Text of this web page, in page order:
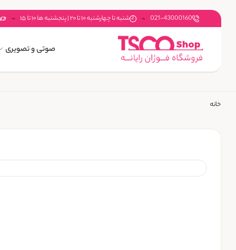
021-43000160 شنبه تا چهارشنبه ۱۰ تا ۲۰ | پنجشنبه ها ۱۰ تا ۱۵
صوتی و تصویری
خانه